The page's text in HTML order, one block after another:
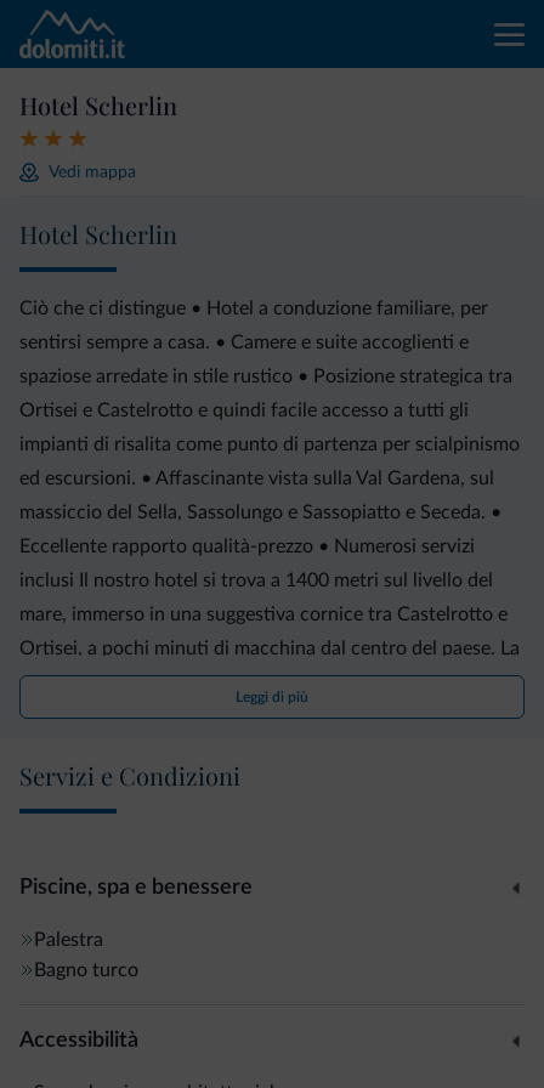
Hotel Scherlin
Vedi mappa
Hotel Scherlin
Ciò che ci distingue • Hotel a conduzione familiare, per
sentirsi sempre a casa. • Camere e suite accoglienti e
spaziose arredate in stile rustico • Posizione strategica tra
Ortisei e Castelrotto e quindi facile accesso a tutti gli
impianti di risalita come punto di partenza per scialpinismo
ed escursioni. • Affascinante vista sulla Val Gardena, sul
massiccio del Sella, Sassolungo e Sassopiatto e Seceda. •
Eccellente rapporto qualità-prezzo • Numerosi servizi
inclusi Il nostro hotel si trova a 1400 metri sul livello del
mare, immerso in una suggestiva cornice tra Castelrotto e
Ortisei, a pochi minuti di macchina dal centro del paese. La
posizione strategica è il punto di partenza ideale per
escursioni che partono direttamente dall'hotel, su richiesta
risalita. Dalla nostra piscina a sfioro potrete godere di una
vista impareggiabile sul paesaggio montano circostante
nostra sauna in baita riscaldata a legna offre un'esperienza
Leggi di più
Servizi e Condizioni
Piscine, spa e benessere
Palestra
Bagno turco
Accessibilità